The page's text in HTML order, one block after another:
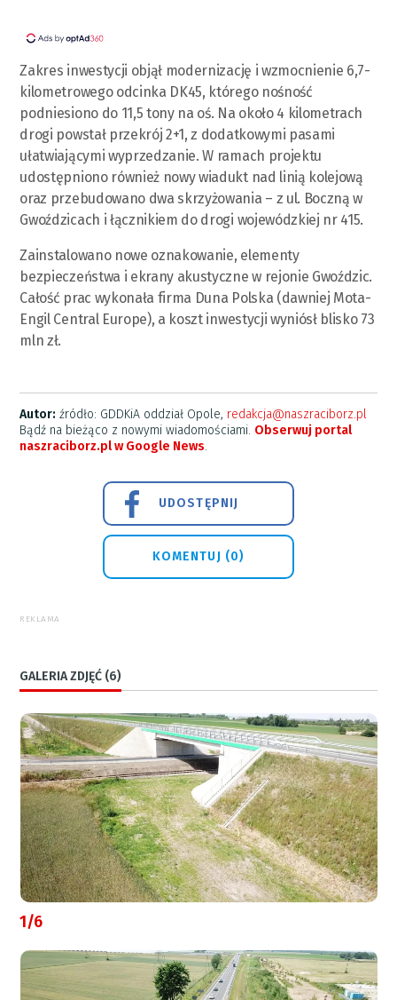
Zakres inwestycji objął modernizację i wzmocnienie 6,7-
kilometrowego odcinka DK45, którego nośność
podniesiono do 11,5 tony na oś. Na około 4 kilometrach
drogi powstał przekrój 2+1, z dodatkowymi pasami
ułatwiającymi wyprzedzanie. W ramach projektu
udostępniono również nowy wiadukt nad linią kolejową
oraz przebudowano dwa skrzyżowania – z ul. Boczną w
Gwoździcach i łącznikiem do drogi wojewódzkiej nr 415.
Zainstalowano nowe oznakowanie, elementy
bezpieczeństwa i ekrany akustyczne w rejonie Gwoździc.
Całość prac wykonała firma Duna Polska (dawniej Mota-
Engil Central Europe), a koszt inwestycji wyniósł blisko 73
mln zł.
Autor: źródło: GDDKiA oddział Opole, redakcja@naszraciborz.pl
Bądź na bieżąco z nowymi wiadomościami. Obserwuj portal
naszraciborz.pl w Google News.
UDOSTĘPNIJ
KOMENTUJ (0)
REKLAMA
GALERIA ZDJĘĆ (6)
1/6